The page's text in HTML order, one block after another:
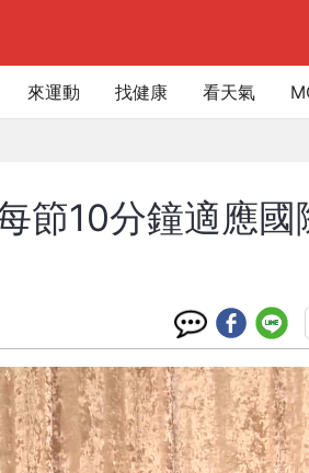
來運動 找健康 看天氣
節10分鐘適應國